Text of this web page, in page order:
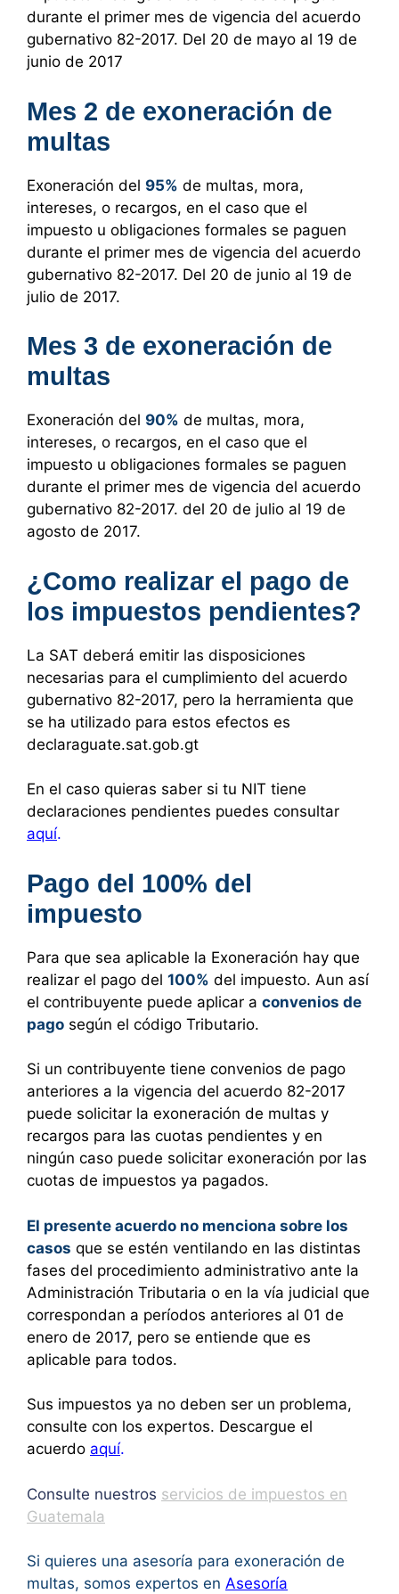
durante el primer mes de vigencia del acuerdo
gubernativo 82-2017. Del 20 de mayo al 19 de
junio de 2017
Mes 2 de exoneración de
multas
Exoneración del 95% de multas, mora,
intereses, o recargos, en el caso que el
impuesto u obligaciones formales se paguen
durante el primer mes de vigencia del acuerdo
gubernativo 82-2017. Del 20 de junio al 19 de
julio de 2017.
Mes 3 de exoneración de
multas
Exoneración del 90% de multas, mora,
intereses, o recargos, en el caso que el
impuesto u obligaciones formales se paguen
durante el primer mes de vigencia del acuerdo
gubernativo 82-2017. del 20 de julio al 19 de
agosto de 2017.
¿Como realizar el pago de
los impuestos pendientes?
La SAT deberá emitir las disposiciones
necesarias para el cumplimiento del acuerdo
gubernativo 82-2017, pero la herramienta que
se ha utilizado para estos efectos es
declaraguate.sat.gob.gt
En el caso quieras saber si tu NIT tiene
declaraciones pendientes puedes consultar
aquí.
Pago del 100% del
impuesto
Para que sea aplicable la Exoneración hay que
realizar el pago del 100% del impuesto. Aun así
el contribuyente puede aplicar a convenios de
pago según el código Tributario.
Si un contribuyente tiene convenios de pago
anteriores a la vigencia del acuerdo 82-2017
puede solicitar la exoneración de multas y
recargos para las cuotas pendientes y en
ningún caso puede solicitar exoneración por las
cuotas de impuestos ya pagados.
El presente acuerdo no menciona sobre los
casos que se estén ventilando en las distintas
fases del procedimiento administrativo ante la
Administración Tributaria o en la vía judicial que
correspondan a períodos anteriores al 01 de
enero de 2017, pero se entiende que es
aplicable para todos.
Sus impuestos ya no deben ser un problema,
consulte con los expertos. Descargue el
acuerdo aquí.
Consulte nuestros servicios de impuestos en
Guatemala
Si quieres una asesoría para exoneración de
multas, somos expertos en Asesoría